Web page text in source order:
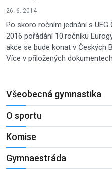
26. 6. 2014
Po skoro ročním jednání s
2016 pořádání 10.ročníku
akce se bude konat v Českých
Více v přiložených
Všeobecná gymnastika
O sportu
Komise
Gymnaestráda